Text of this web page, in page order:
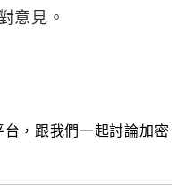
意見。
，跟我們一起討論加密